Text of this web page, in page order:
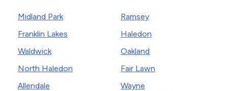
Midland Park
Franklin Lakes
Waldwick
North Haledon
Allendale
Ramsey
Haledon
Oakland
Fair Lawn
Wayne